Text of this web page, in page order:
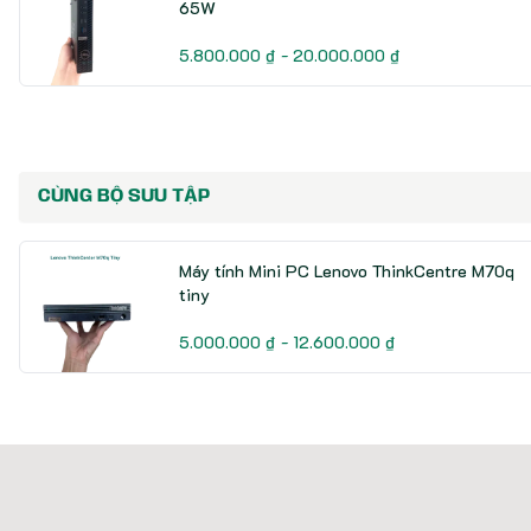
65W
5.800.000 ₫ - 20.000.000 ₫
CÙNG BỘ SƯU TẬP
Máy tính Mini PC Lenovo ThinkCentre M70q
tiny
5.000.000 ₫ - 12.600.000 ₫